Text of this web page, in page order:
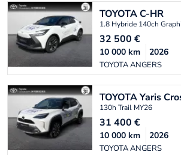
TOYOTAC-HR
1.8 Hybride 140ch
32 500 €
TOYOTA ANGERS
10 000 km 2026
TOYOTAYaris
130h Trail MY26
31 400 €
TOYOTA ANGERS
10 000 km 2026